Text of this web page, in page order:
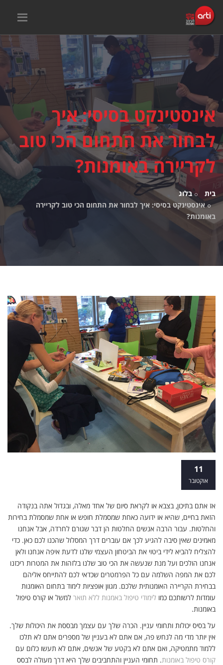
אינסטינקט בסיסי: איך
לבחור את התחום הכי טוב
לקריירה באומנות?
בית
בלוג
אינסטינקט בסיסי: איך לבחור את התחום הכי טוב לקריירה
באומנות?
11
אוקטובר
אז אתם בתיכון, בצבא או לקראת סיום של אחד מאלה, ובגדול אתה בנקודה
הזאת בחיים, שהיא או ידועה כאחת שמסמלת חופש או אחת שמסמלת בחירות
והחלטות. עבור הרבה אנשים החלטות הן דבר שגורם לחרדה, אבל אנחנו
מאמינים שאין סיבה להגיע לכך אם עוברים דרך המסלול שהכנו לכם כאן. כדי
להצליח להביא לידי ביטוי את הביטחון העצמי שלנו לדעת איפה אנחנו ולאן
אנחנו הולכים ועל מנת שנעשה את הכי טוב שלנו בלזהות את המטרות ריכזנו
לכם את המפה השלמה עם כל הפרמטרים שכדאי לכם להתייחס אליהם
בבחירת הקריירה האומנותית שלכם. מגוון אופציות לימוד בתחום האומנות
עומדות לרשותכם כמו לימודי טיפול באמנות ללא תואר למשל או קורס טיפול
באומנות.
על בסיס יכולות ותחומי עניין. הכרה שלך עם עצמך מבססת את היכולות שלך.
אין יותר מדי מה לנחש פה, אם אתם לא בעניין של מספרים אתם לא תלכו
ללמוד מתמטיקה, ואם אתם לא בקטע של אנשים, אתם לא תעשו כלום עם
קורס טיפול באומנות. תחומי העניין והתחביבים שלך היא דרך מעולה לבסס